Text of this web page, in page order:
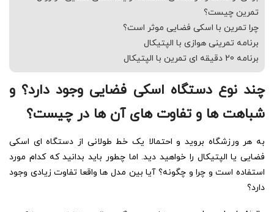
تمرین چیست؟
چرا تمرین با اسکی فضایی موثر است؟
برنامه تمرینی هوازی با الپتیکال
برنامه 20 دقیقه ای تمرین با الپتیکال
چند نوع دستگاه اسکی فضایی وجود دارد؟ و
شباهت ها و تفاوت های آن ها در چیست؟
به هر ورزشگاه بروید و احتمالا یک خط طولانی از دستگاه ای اسکی
فضایی یا الپتیکال را خواهید دید. اما چطور باید بدانید که کدام مورد
استفاده است و چرا و چگونه؟ آیا بین مدل ها واقعا تفاوت زیادی وجود
دارد؟